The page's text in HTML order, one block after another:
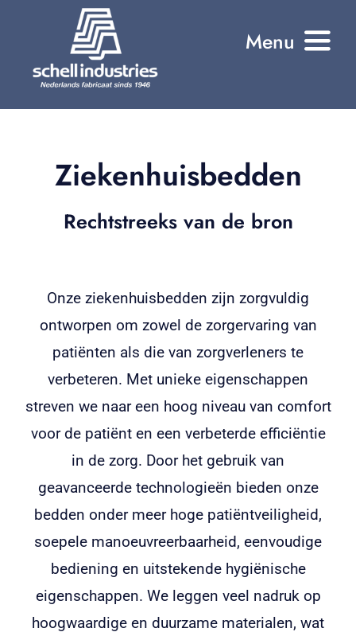
inhoud
Menu
Home
Onze all-in Service
Referenties
Contact
Vacatures
Voor klanten
Ziekenhuisbedden
Rechtstreeks van de bron
Onze ziekenhuisbedden zijn zorgvuldig
ontworpen om zowel de zorgervaring van
patiënten als die van zorgverleners te
verbeteren. Met unieke eigenschappen
streven we naar een hoog niveau van comfort
voor de patiënt en een verbeterde efficiëntie
in de zorg. Door het gebruik van
geavanceerde technologieën bieden onze
bedden onder meer hoge patiëntveiligheid,
soepele manoeuvreerbaarheid, eenvoudige
bediening en uitstekende hygiënische
eigenschappen. We leggen veel nadruk op
hoogwaardige en duurzame materialen, wat